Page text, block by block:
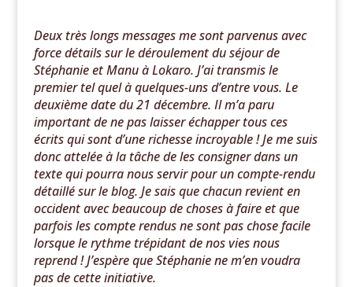
Deux très longs messages me sont parvenus avec
force détails sur le déroulement du séjour de
Stéphanie et Manu à Lokaro. J’ai transmis le
premier tel quel à quelques-uns d’entre vous. Le
deuxième date du 21 décembre. Il m’a paru
important de ne pas laisser échapper tous ces
écrits qui sont d’une richesse incroyable ! Je me suis
donc attelée à la tâche de les consigner dans un
texte qui pourra nous servir pour un compte-rendu
détaillé sur le blog. Je sais que chacun revient en
occident avec beaucoup de choses à faire et que
parfois les compte rendus ne sont pas chose facile
lorsque le rythme trépidant de nos vies nous
reprend ! J’espère que Stéphanie ne m’en voudra
pas de cette initiative.